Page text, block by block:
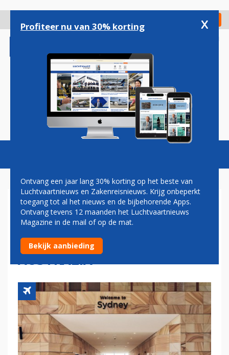
gaan
Check in
Magazine Podcasts Vacatures
NIEUWE 'AUSTRALISCHE
RYANAIR' WIL HET OPNEMEN
TEGEN QANTAS EN VIRGIN
AUSTRALIA
Profiteer nu van 30% korting x
Ontvang een jaar lang 30% korting op het beste van
Luchtvaartnieuws en Zakenreisnieuws. Krijg onbeperkt
toegang tot al het nieuws en de bijbehorende Apps.
Ontvang tevens 12 maanden het Luchtvaartnieuws
Magazine in de mail of op de mat.
Bekijk aanbieding